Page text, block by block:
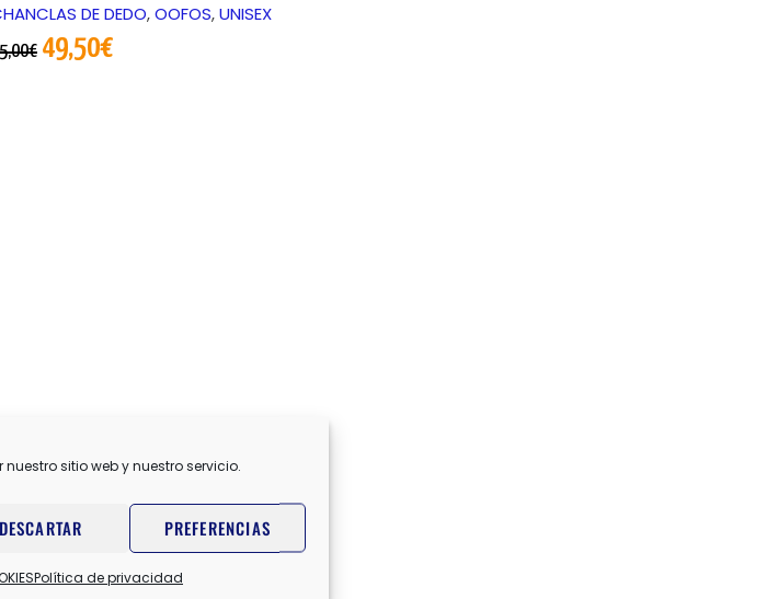
sitio web y nuestro servicio.
DESCARTAR PREFERENCIAS
Política de privacidad
DE DEDO,OOFOS,UNISEX
€ 49,50€